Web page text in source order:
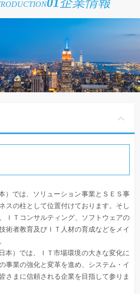
）では、ソリューション事業とＳＥＳ事
スの柱として位置付けております。そし
ＩＴコンサルティング、ソフトウェアの
術者教育及びＩＴ人材の育成などをメイ
ります。
本）では、ＩＴ市場環境の大きな変化に
事業の強化と変革を進め、システム・イ
さまに信頼される企業を目指して参りま